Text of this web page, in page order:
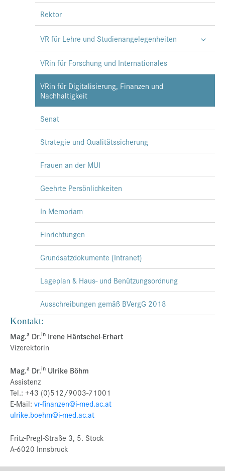
Rektor
VR für Lehre und Studienangelegenheiten
VRin für Forschung und Internationales
VRin für Digitalisierung, Finanzen und
Nachhaltigkeit
Senat
Strategie und Qualitätssicherung
Frauen an der MUI
Geehrte Persönlichkeiten
In Memoriam
Einrichtungen
Grundsatzdokumente (Intranet)
Lageplan & Haus- und Benützungsordnung
Ausschreibungen gemäß BVergG 2018
Kontakt:
Mag.a Dr.in Irene Häntschel-Erhart
Vizerektorin
Mag.a Dr.in Ulrike Böhm
Assistenz
Tel.: +43 (0)512/9003-71001
E-Mail: vr-finanzen@i-med.ac.at
ulrike.boehm@i-med.ac.at
Fritz-Pregl-Straße 3, 5. Stock
A-6020 Innsbruck